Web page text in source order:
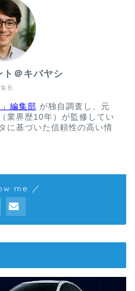
長
ト＠キバヤシ
」編集部 が独自調査し、元
業界歴10年）が監修してい
に基づいた信頼性の高い情
me ／